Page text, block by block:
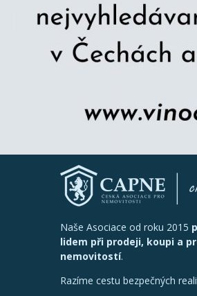
Naše Asociace od roku 2015
lidem při prodeji, koupi a
nemovitostí.
Razíme cestu bezpečných